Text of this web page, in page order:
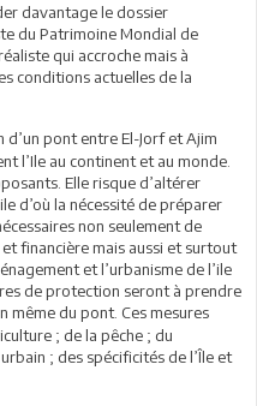
davantage le dossier
du Patrimoine Mondial de
qui accroche mais à
conditions actuelles de la
d’un pont entre El-Jorf et Ajim
l’Ile au continent et au monde.
Elle risque d’altérer
d’où la nécessité de préparer
non seulement de
financière mais aussi et surtout
et l’urbanisme de l’ile
de protection seront à prendre
même du pont. Ces mesures
; de la pêche ; du
; des spécificités de l’Île et